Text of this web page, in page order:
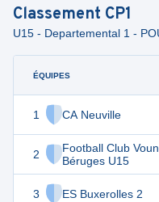
Classement CP1
U15 - Departemental 1 -
ÉQUIPES
1 CA Neuville
2
Football Club
Béruges U15
3 ES Buxerolles 2
13
13